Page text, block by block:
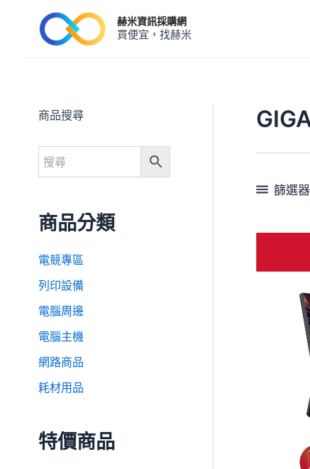
赫米資訊採購網
買便宜，找赫米
商品搜尋
商品分類
電競專區
列印設備
電腦周邊
電腦主機
網路商品
耗材用品
特價商品
篩選器